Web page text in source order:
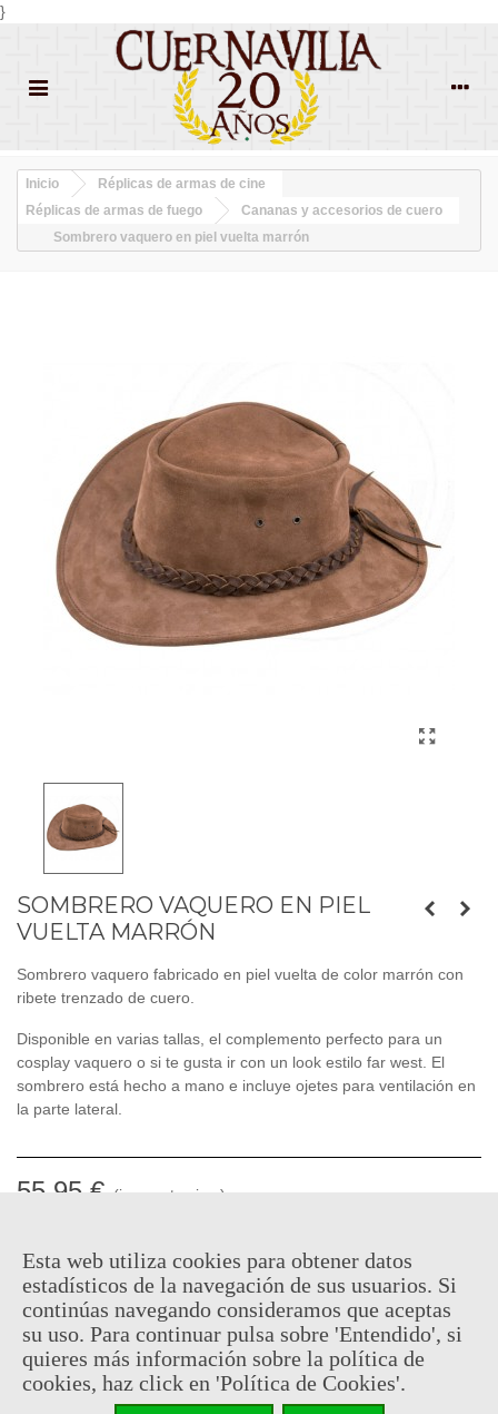
}
Inicio
Réplicas de armas de cine
Réplicas de armas de fuego
Cananas y accesorios de cuero
Sombrero vaquero en piel vuelta marrón
SOMBRERO VAQUERO EN PIEL
VUELTA MARRÓN
Sombrero vaquero fabricado en piel vuelta de color marrón con
ribete trenzado de cuero.
Disponible en varias tallas, el complemento perfecto para un
cosplay vaquero o si te gusta ir con un look estilo far west. El
sombrero está hecho a mano e incluye ojetes para ventilación en
la parte lateral.
55,95 € (impuestos inc.)
-
Añadir Al Carrito
Código QR Compartir
Esta web utiliza cookies para obtener datos
estadísticos de la navegación de sus usuarios. Si
continúas navegando consideramos que aceptas
su uso. Para continuar pulsa sobre 'Entendido', si
quieres más información sobre la política de
cookies, haz click en 'Política de Cookies'.